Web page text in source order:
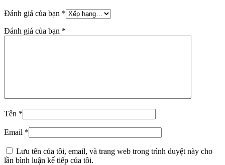
Đánh giá của bạn *
Đánh giá của bạn *
Tên *
Email *
Lưu tên của tôi, email, và trang web trong trình duyệt này cho
lần bình luận kế tiếp của tôi.